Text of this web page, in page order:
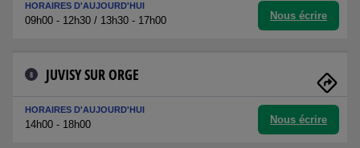
HORAIRES D'AUJOURD'HUI
09h00 - 12h30 / 13h30 - 17h00 Nous écrire
8 JUVISY SUR ORGE
HORAIRES D'AUJOURD'HUI
14h00 - 18h00 Nous écrire